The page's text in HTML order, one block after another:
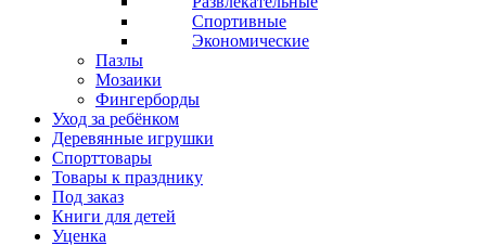
Спортивные
Экономические
Пазлы
Мозаики
Фингерборды
Уход за ребёнком
Деревянные игрушки
Спорттовары
Товары к празднику
Под заказ
Книги для детей
Уценка